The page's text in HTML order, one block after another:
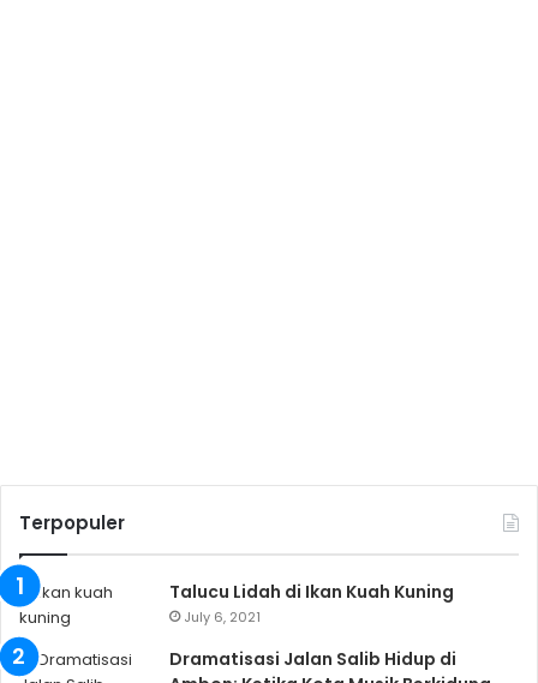
Terpopuler
Talucu Lidah di Ikan Kuah Kuning
July 6, 2021
Dramatisasi Jalan Salib Hidup di